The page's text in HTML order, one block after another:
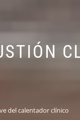
del calentador clínico